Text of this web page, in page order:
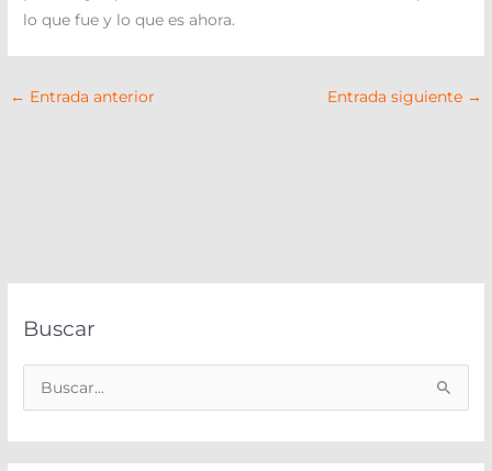
lo que fue y lo que es ahora.
← Entrada anterior Entrada siguiente →
Buscar